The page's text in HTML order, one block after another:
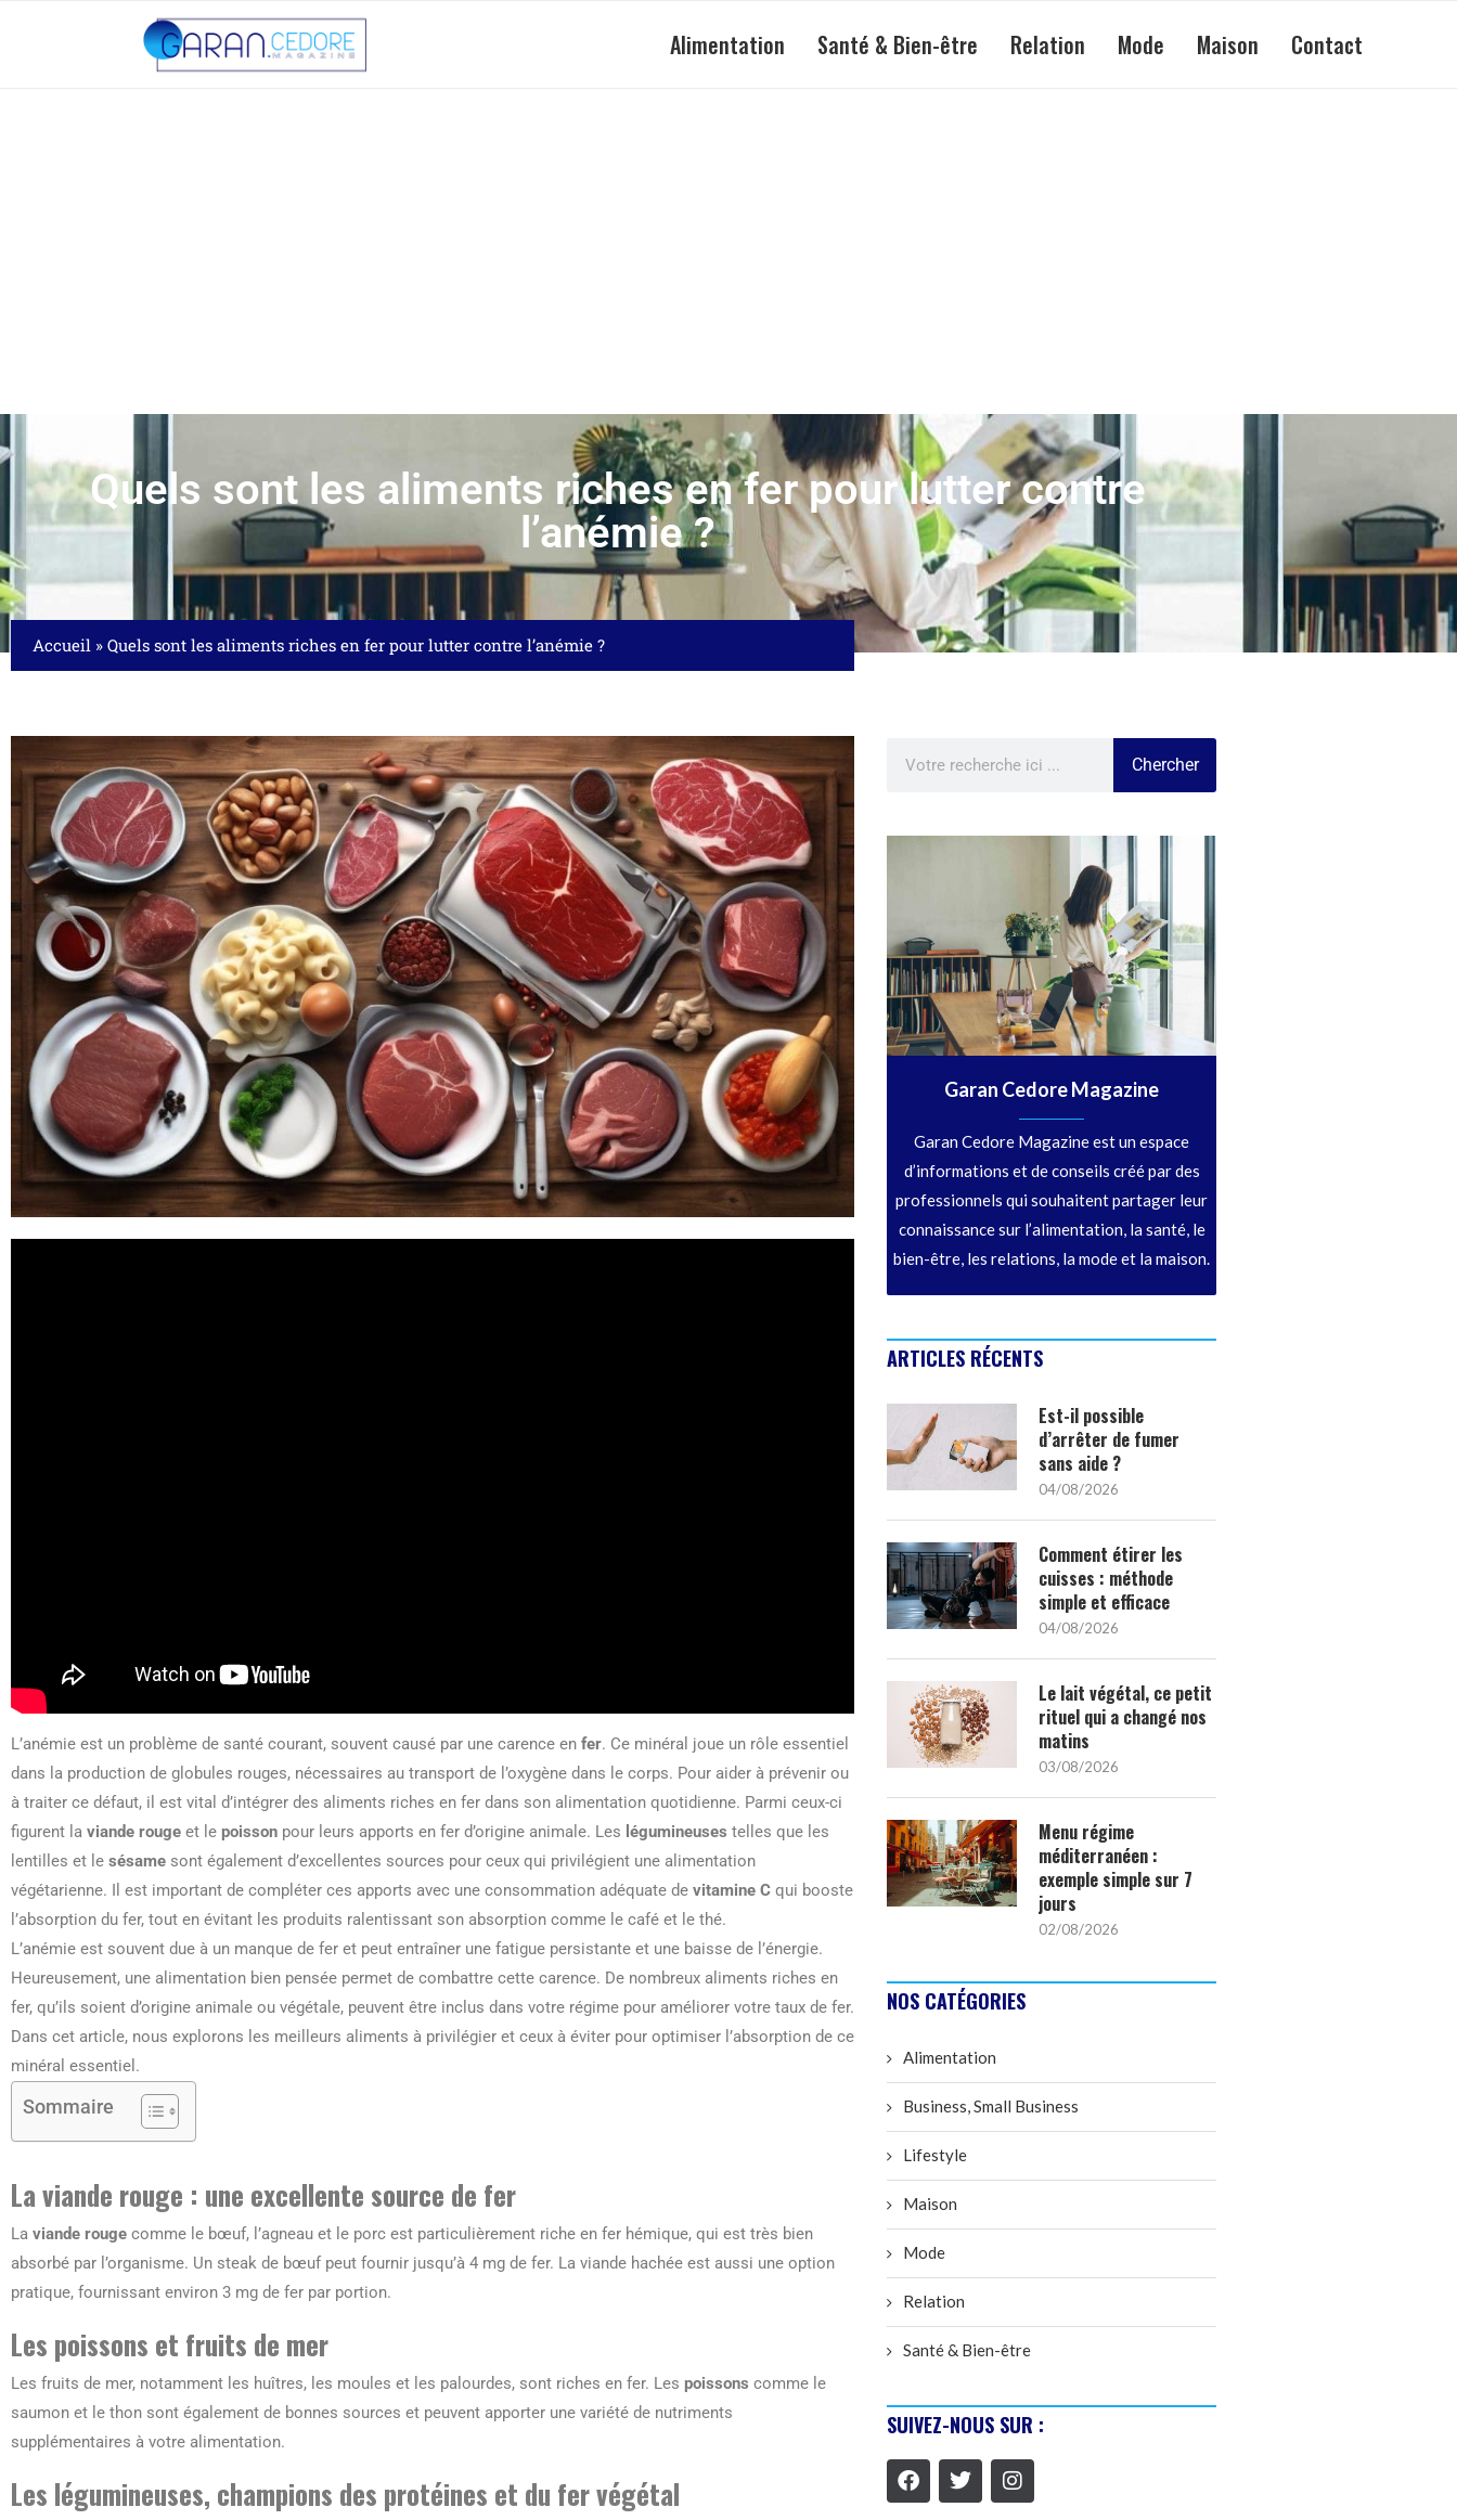
Alimentation Santé & Bien-être Relation Mode Maison Contact
Quels sont les aliments riches en fer pour lutter contre
l’anémie ?
Accueil » Quels sont les aliments riches en fer pour lutter contre l’anémie ?
L’anémie est un problème de santé courant, souvent causé par une carence en fer. Ce minéral joue un rôle essentiel
dans la production de globules rouges, nécessaires au transport de l’oxygène dans le corps. Pour aider à prévenir ou
à traiter ce défaut, il est vital d’intégrer des aliments riches en fer dans son alimentation quotidienne. Parmi ceux-ci
figurent la viande rouge et le poisson pour leurs apports en fer d’origine animale. Les légumineuses telles que les
lentilles et le sésame sont également d’excellentes sources pour ceux qui privilégient une alimentation
végétarienne. Il est important de compléter ces apports avec une consommation adéquate de vitamine C qui booste
l’absorption du fer, tout en évitant les produits ralentissant son absorption comme le café et le thé.
L’anémie est souvent due à un manque de fer et peut entraîner une fatigue persistante et une baisse de l’énergie.
Heureusement, une alimentation bien pensée permet de combattre cette carence. De nombreux aliments riches en
fer, qu’ils soient d’origine animale ou végétale, peuvent être inclus dans votre régime pour améliorer votre taux de fer.
Dans cet article, nous explorons les meilleurs aliments à privilégier et ceux à éviter pour optimiser l’absorption de ce
minéral essentiel.
Sommaire
La viande rouge : une excellente source de fer
La viande rouge comme le bœuf, l’agneau et le porc est particulièrement riche en fer hémique, qui est très bien
absorbé par l’organisme. Un steak de bœuf peut fournir jusqu’à 4 mg de fer. La viande hachée est aussi une option
pratique, fournissant environ 3 mg de fer par portion.
Les poissons et fruits de mer
Les fruits de mer, notamment les huîtres, les moules et les palourdes, sont riches en fer. Les poissons comme le
saumon et le thon sont également de bonnes sources et peuvent apporter une variété de nutriments
supplémentaires à votre alimentation.
Les légumineuses, champions des protéines et du fer végétal
Chercher
Garan Cedore Magazine
Garan Cedore Magazine est un espace
d’informations et de conseils créé par des
professionnels qui souhaitent partager leur
connaissance sur l’alimentation, la santé, le
bien-être, les relations, la mode et la maison.
ARTICLES RÉCENTS
Est-il possible
d’arrêter de fumer
sans aide ?
04/08/2026
Comment étirer les
cuisses : méthode
simple et efficace
04/08/2026
Le lait végétal, ce petit
rituel qui a changé nos
matins
03/08/2026
Menu régime
méditerranéen :
exemple simple sur 7
jours
02/08/2026
NOS CATÉGORIES
Alimentation
Business, Small Business
Lifestyle
Maison
Mode
Relation
Santé & Bien-être
SUIVEZ-NOUS SUR :